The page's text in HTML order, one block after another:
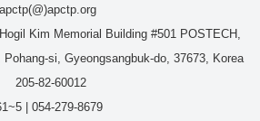
apctp(@)apctp.org
Hogil Kim Memorial Building #501 POSTECH,
Pohang-si, Gyeongsangbuk-do, 37673, Korea
205-82-60012
| 054-279-8679